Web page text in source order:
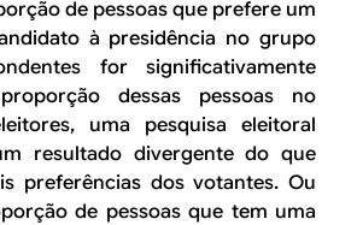
de pessoas que prefere um
à presidência no grupo
for significativamente
dessas pessoas no
uma pesquisa eleitoral
resultado divergente do que
preferências dos votantes. Ou
de pessoas que tem uma